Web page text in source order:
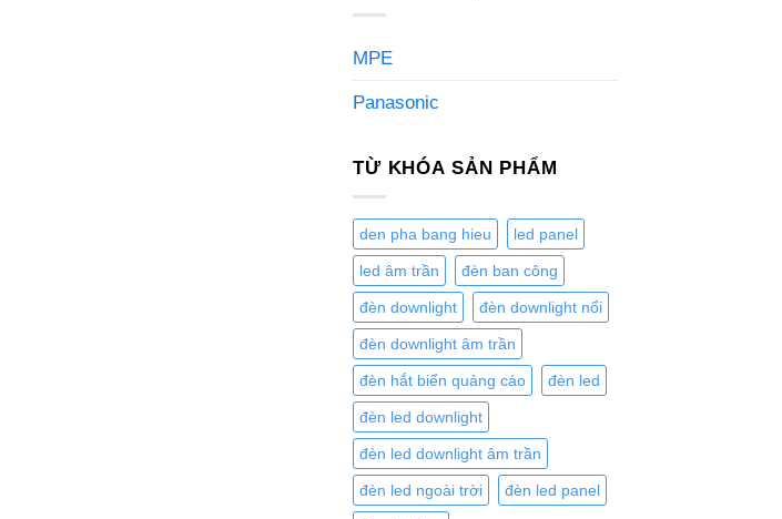
MPE
Panasonic
TỪ KHÓA SẢN PHẨM
den pha bang hieu led panel
led âm trần đèn ban công
đèn downlight đèn downlight nổi
đèn downlight âm trần
đèn hắt biển quảng cáo đèn led
đèn led downlight
đèn led downlight âm trần
đèn led ngoài trời đèn led panel